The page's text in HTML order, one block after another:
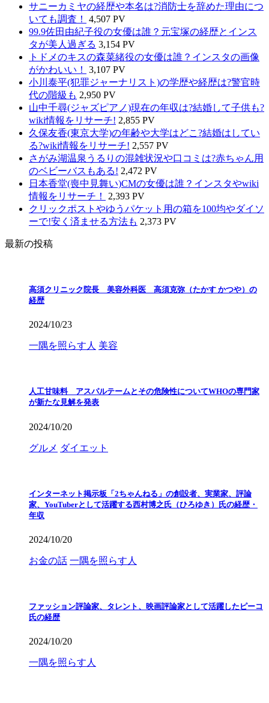
サニーカミヤの経歴や本名は?消防士を辞めた理由につ
いても調査！
4,507 PV
99.9佐田由紀子役の女優は誰？元宝塚の経歴とインス
タが美人過ぎる 3,154 PV
トドメのキスの森菜緒役の女優は誰？インスタの画像
がかわいい！
3,107 PV
小川泰平(犯罪ジャーナリスト)の学歴や経歴は?警官時
代の階級も 2,950 PV
山中千尋(ジャズピアノ)現在の年収は?結婚して子供も?
wiki情報をリサーチ! 2,855 PV
久保友香(東京大学)の年齢や大学はどこ?結婚はしてい
る?wiki情報をリサーチ! 2,557 PV
さがみ湖温泉うるりの混雑状況や口コミは?赤ちゃん用
のベビーバスもある! 2,472 PV
日本香堂(喪中見舞い)CMの女優は誰？インスタやwiki
情報をリサーチ！
2,393 PV
クリックポストやゆうパケット用の箱を100均やダイソ
ーで!安く済ませる方法も 2,373 PV
最新の投稿
高須クリニック院長 美容外科医 高須克弥（たかす かつや）の
経歴
2024/10/23
一隅を照らす人 美容
人工甘味料 アスパルテームとその危険性についてWHOの専門家
が新たな見解を発表
2024/10/20
グルメ ダイエット
インターネット掲示板「2ちゃんねる」の創設者、実業家、評論
家、YouTuberとして活躍する西村博之氏（ひろゆき）氏の経歴・
年収
2024/10/20
お金の話 一隅を照らす人
ファッション評論家、タレント、映画評論家として活躍したピーコ
氏の経歴
2024/10/20
一隅を照らす人